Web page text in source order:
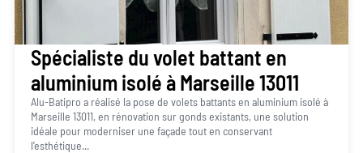
Spécialiste du volet battant en
aluminium isolé à Marseille 13011
Alu-Batipro a réalisé la pose de volets battants en aluminium isolé à
Marseille 13011, en rénovation sur gonds existants, une solution
idéale pour moderniser une façade tout en conservant
l’esthétique...